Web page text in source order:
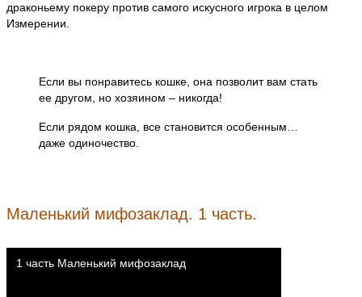
драконьему покеру против самого искусного игрока в целом
Измерении.
Если вы понравитесь кошке, она позволит вам стать
ее другом, но хозяином – никогда!
Если рядом кошка, все становится особенным…
даже одиночество.
Маленький мифозаклад. 1 часть.